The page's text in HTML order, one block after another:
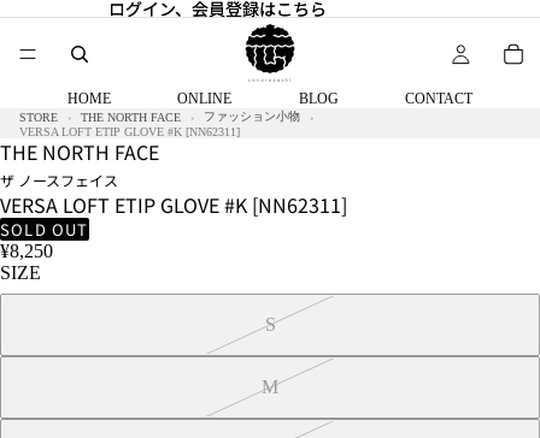
ログイン、会員登録はこちら
ログイン、会員登録はこちら
HOME ONLINE BLOG CONTACT
STORE THE NORTH FACE
ファッション小物
VERSA LOFT ETIP GLOVE #K [NN62311]
THE NORTH FACE
ザ ノースフェイス
VERSA LOFT ETIP GLOVE #K [NN62311]
SOLD OUT
¥8,250
SIZE
S
M